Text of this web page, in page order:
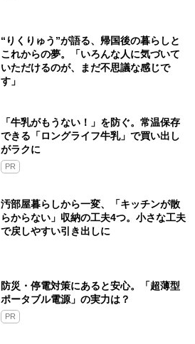
“りくりゅう”が語る、帰国後の暮らしと
これからの夢。「いろんな人に気づいて
いただけるのが、まだ不思議な感じで
す」
「牛乳がもうない！」を防ぐ。常温保存
できる「ロングライフ牛乳」で買い出し
がラクに
PR
汚部屋暮らしから一変、「キッチンが散
らからない」収納の工夫4つ。小さな工夫
で戻しやすい引き出しに
防災・停電対策にあると安心。「超薄型
ポータブル電源」の実力は？​
PR